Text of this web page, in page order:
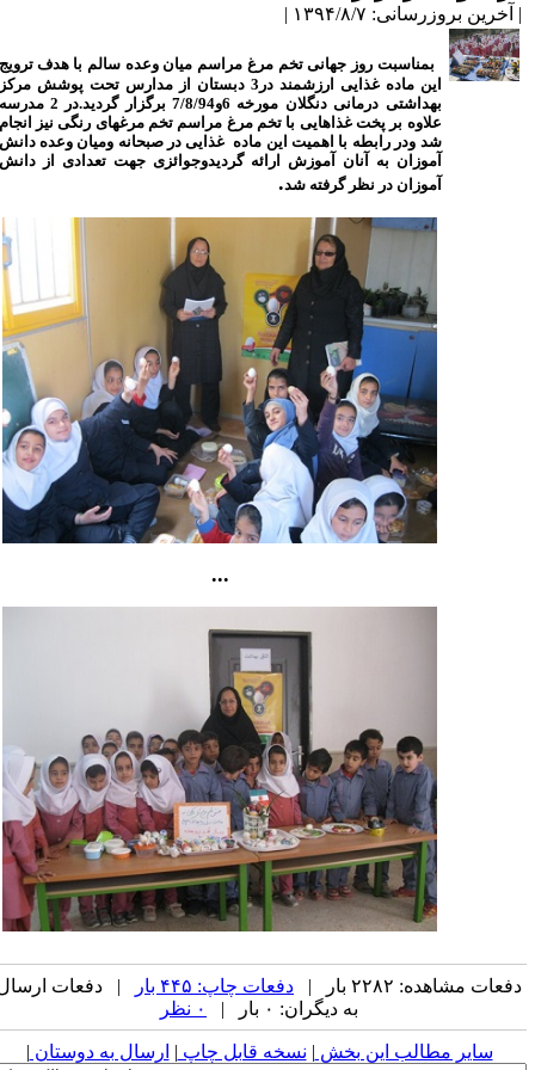
بروزرسانی: ۱۳۹۴/۸/۷ |
بمناسبت روز جهانی تخم مرغ مراسم میان وعده سالمبا هدف ترویج
این ماده غذایی ارزشمند در3 دبستان از مدارس تحت پوشش مرکز
بهداشتی
درمانی دنگلان مورخه 6و7/8/94 برگزار گردید.در 2 مدرسه
علاوه بر پخت غذاهاییبا تخم مرغ مراسم تخم مرغهای رنگی نیز انجام
شد ودر رابطه با اهمیت این مادهغذایی در صبحانه ومیان وعده دانش
آموزان
به آنان آموزش ارائه گردیدوجوائزیجهت تعدادی از دانش
آموزان در نظر گرفته شد.
...
دفعات مشاهده: ۲۲۸۲ بار | دفعات چاپ: ۴۴۵ بار
| دفعات ارسال
به دیگران: ۰ بار |
سایر مطالب این بخش | نسخه قابل چاپ| ارسال به دوستان|